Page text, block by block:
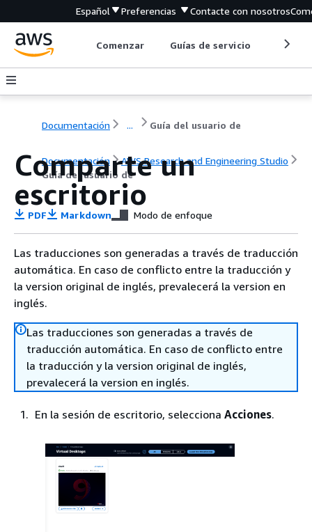
Español Preferencias Contacte con nosotros
Comenzar Guías de servicio
Documentación ... Guía del usuario de
Documentación
AWS Research and Engineering Studio
Guía del usuario de
Comparte un
escritorio
PDF Markdown Modo de enfoque
Las traducciones son generadas a través de traducción
automática. En caso de conflicto entre la traducción y
la version original de inglés, prevalecerá la version en
inglés.
Las traducciones son generadas a través de
traducción automática. En caso de conflicto entre
la traducción y la version original de inglés,
prevalecerá la version en inglés.
En la sesión de escritorio, selecciona Acciones.